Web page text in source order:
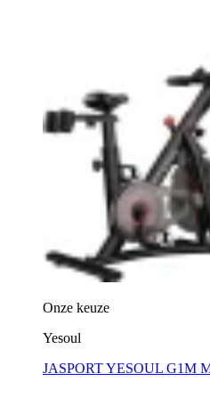
Onze keuze
Yesoul
JASPORT YESOUL G1M